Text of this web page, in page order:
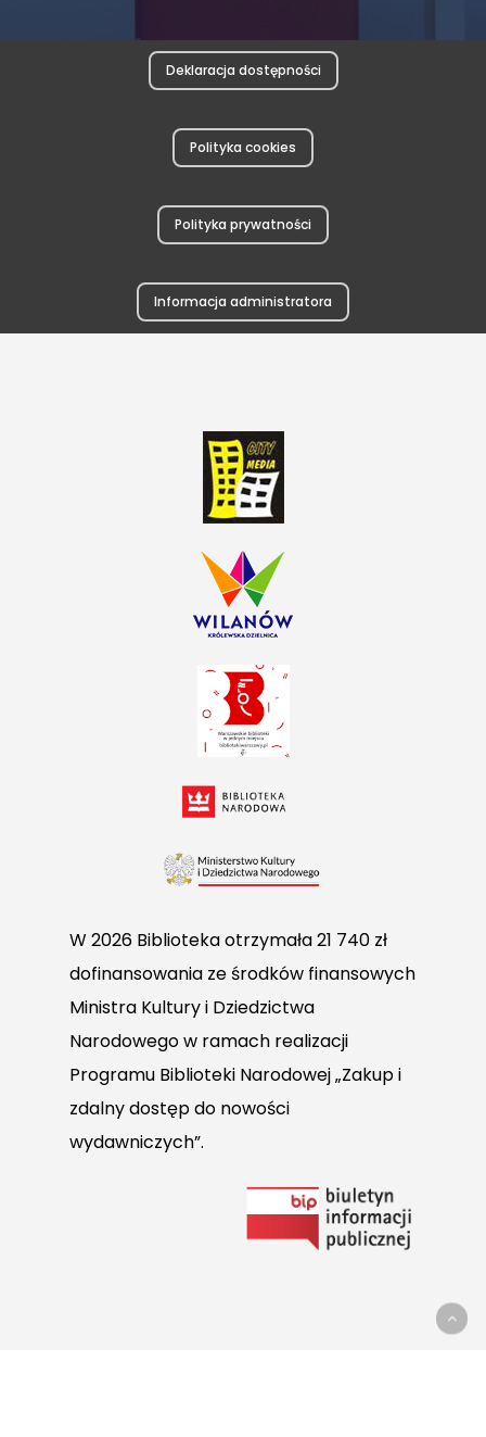
Deklaracja dostępności
Polityka cookies
Polityka prywatności
Informacja administratora
W 2026 Biblioteka otrzymała 21 740 zł
dofinansowania ze środków finansowych
Ministra Kultury i Dziedzictwa
Narodowego w ramach realizacji
Programu Biblioteki Narodowej „Zakup i
zdalny dostęp do nowości
wydawniczych”.
do